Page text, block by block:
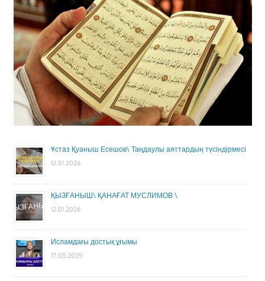
Ұстаз Қуаныш Есешов\ Таңдаулы аяттардың түсіндірмесі
12.01.2026
ҚЫЗҒАНЫШ\ ҚАНАҒАТ МУСЛИМОВ \
12.01.2026
Исламдағы достық ұғымы
17.05.2025